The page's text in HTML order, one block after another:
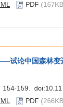
PDF
试论中国森林变
154-159. doi:
PDF